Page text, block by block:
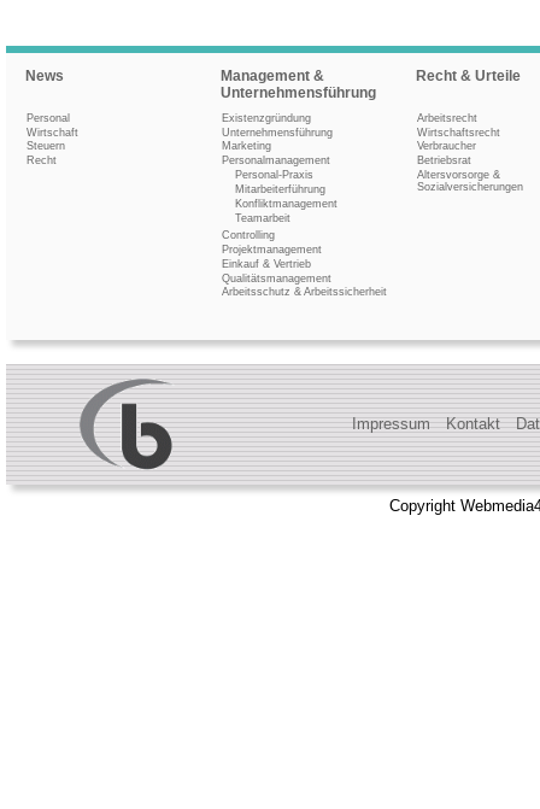
News
Personal
Wirtschaft
Steuern
Recht
Management &
Unternehmensführung
Existenzgründung
Unternehmensführung
Marketing
Personalmanagement
Personal-Praxis
Mitarbeiterführung
Konfliktmanagement
Teamarbeit
Controlling
Projektmanagement
Einkauf & Vertrieb
Qualitätsmanagement
Arbeitsschutz & Arbeitssicherheit
Recht & Urteile
Arbeitsrecht
Wirtschaftsrecht
Verbraucher
Betriebsrat
Altersvorsorge &
Sozialversicherungen
Impressum Kontakt
Copyright